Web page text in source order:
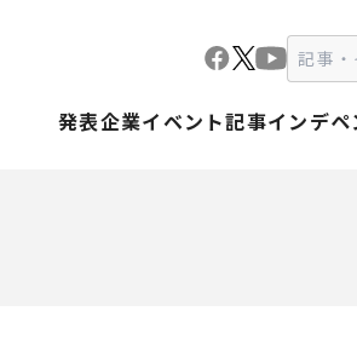
発表企業イベント記事インデペ